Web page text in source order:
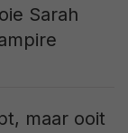
Sarah